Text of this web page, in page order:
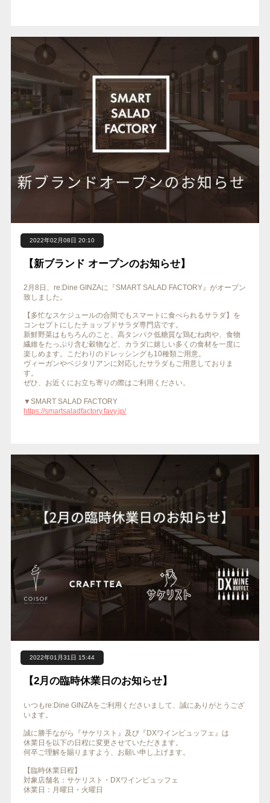
2022年02月08日 20:10
【新ブランド オープンのお知らせ】
2月8日、re:Dine GINZAに『SMART SALAD FACTORY』がオープン
致しました。
【多忙なスケジュールの合間でもスマートに食べられるサラダ】を
コンセプトにしたチョップドサラダ専門店です。
新鮮野菜はもちろんのこと、高タンパク低糖質な鶏むね肉や、食物
繊維をたっぷり含む穀物など、カラダに嬉しい多くの食材を一度に
楽しめます。こだわりのドレッシングも10種類ご用意。
ヴィーガンやベジタリアンに対応したサラダもご用意しておりま
す。
ぜひ、お近くにお立ち寄りの際はご利用ください。
▼SMART SALAD FACTORY
https://smartsaladfactory.favy.jp/
2022年01月31日 15:44
【2月の臨時休業日のお知らせ】
いつもre:Dine GINZAをご利用くださいまして、誠にありがとうござ
います。
誠に勝手ながら『サケリスト』及び『DXワインビュッフェ』は
休業日を以下の日程に変更させていただきます。
何卒ご理解を賜りますよう、お願い申し上げます。
【臨時休業日程】
対象店舗名：サケリスト・DXワインビュッフェ
休業日：月曜日・火曜日